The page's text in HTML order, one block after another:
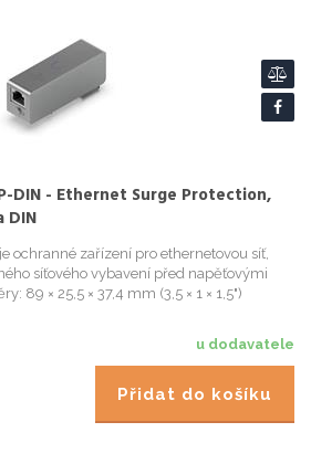
DIN - Ethernet Surge Protection,
DIN
ochranné zařízení pro ethernetovou síť,
síťového vybavení před napěťovými
89 × 25,5 × 37,4 mm (3,5 × 1 × 1,5")
u dodavatele
Přidat do košíku